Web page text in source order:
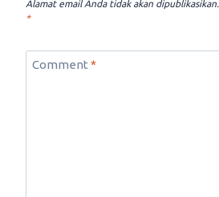
Alamat email Anda tidak akan dipublikasikan.
*
Comment*